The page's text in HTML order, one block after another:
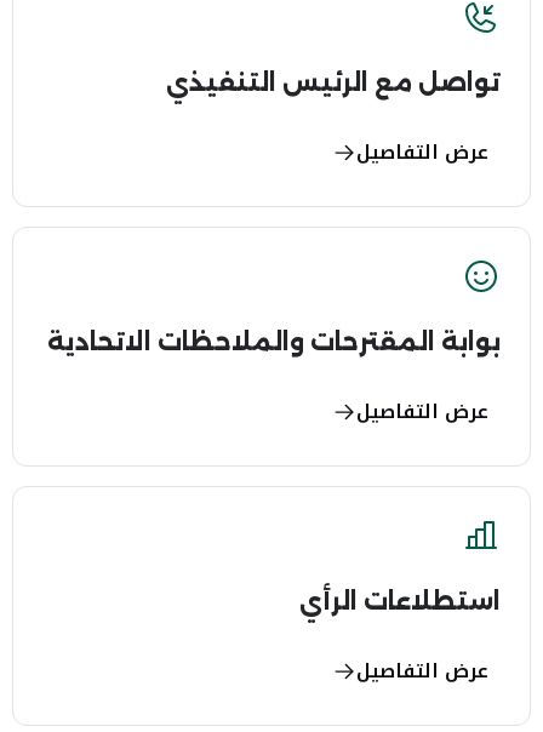
تواصل مع الرئيس التنفيذي
عرض التفاصيل
بوابة المقترحات والملاحظات الاتحادية
عرض التفاصيل
استطلاعات الرأي
عرض التفاصيل